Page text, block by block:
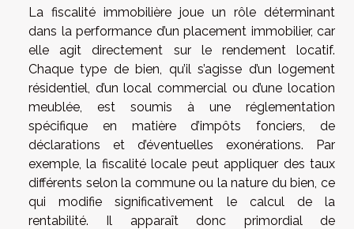
La fiscalité immobilière joue un rôle déterminant
dans la performance d’un placement immobilier, car
elle agit directement sur le rendement locatif.
Chaque type de bien, qu’il s’agisse d’un logement
résidentiel, d’un local commercial ou d’une location
meublée, est soumis à une réglementation
spécifique en matière d’impôts fonciers, de
déclarations et d’éventuelles exonérations. Par
exemple, la fiscalité locale peut appliquer des taux
différents selon la commune ou la nature du bien, ce
qui modifie significativement le calcul de la
rentabilité. Il apparaît donc primordial de